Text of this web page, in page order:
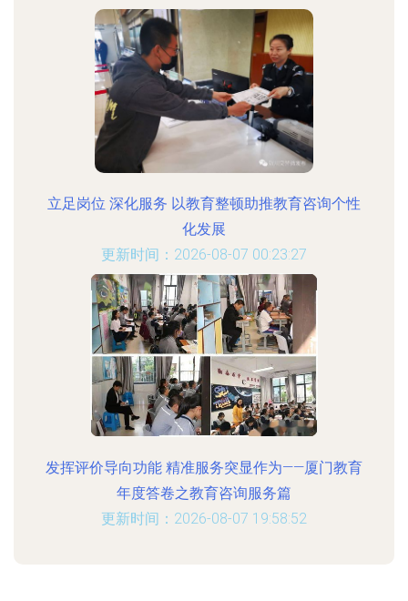
立足岗位 深化服务 以教育整顿助推教育咨询个性
化发展
更新时间：2026-08-07 00:23:27
发挥评价导向功能 精准服务突显作为——厦门教育
年度答卷之教育咨询服务篇
更新时间：2026-08-07 19:58:52